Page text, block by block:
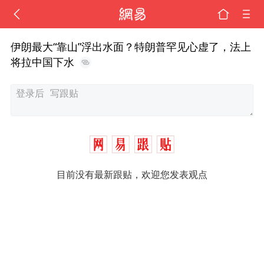
伊朗最大“靠山”浮出水面？特朗普罕见心虚了，法上
将拉中国下水
目前没有最新跟贴，欢迎您发表观点